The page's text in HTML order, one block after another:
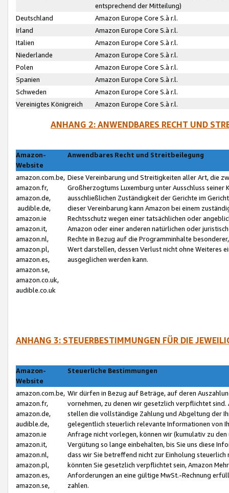
entsprechend der Mitteilung)
Deutschland
Amazon Europe Core S.à r.l.
Irland
Amazon Europe Core S.à r.l.
Italien
Amazon Europe Core S.à r.l.
Niederlande
Amazon Europe Core S.à r.l.
Polen
Amazon Europe Core S.à r.l.
Spanien
Amazon Europe Core S.à r.l.
Schweden
Amazon Europe Core S.à r.l.
Vereinigtes Königreich
Amazon Europe Core S.à r.l.
ANHANG 2: ANWENDBARES RECHT UND
Amazon-
Website
Anwendbares Recht und Streitbeilegung
amazon.com.be,
amazon.fr,
amazon.de,
audible.de,
amazon.ie
amazon.it,
amazon.nl,
amazon.pl,
amazon.es,
amazon.se,
amazon.co.uk,
audible.co.uk
Diese Vereinbarung und Streitigkeiten aller Art, die
Großherzogtums Luxemburg unter Ausschluss
ausschließlichen Zuständigkeit der Gerichte im
dieser Vereinbarung kann Amazon bei einem
Rechtsschutz wegen einer tatsächlichen oder
Amazon oder einer anderen natürlichen oder
Rechte in Bezug auf die Programminhalte
Wert darstellen, dessen Verlust nicht ohne Weiteres
ausgeglichen werden kann.
ANHANG 3: STEUERBESTIMMUNGEN FÜR DIE
Amazon-
Website
Steuerliche Bestimmungen
amazon.com.be,
amazon.fr,
amazon.de,
audible.de,
amazon.ie
amazon.it,
amazon.nl,
amazon.pl,
amazon.es,
amazon.se,
Wir dürfen in Bezug auf Beträge, auf deren
vornehmen, zu denen wir gesetzlich verpflichtet
stellen die vollständige Zahlung und Abgeltung der
gelegentlich steuerlich relevante Informationen von
Anfrage nicht vorlegen, können wir (kumulativ zu
Vergütung so lange einbehalten, bis Sie uns diese
dass wir Sie betreffend nicht zur Einholung
könnten Sie gesetzlich verpflichtet sein, Amazon
Anforderungen an eine gültige MwSt.-Rechnung
zahlen.